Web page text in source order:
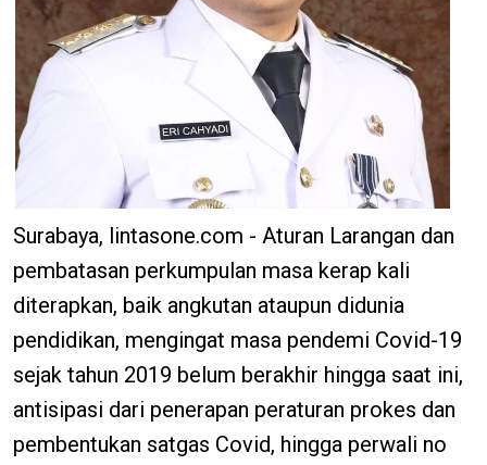
Surabaya, lintasone.com - Aturan Larangan dan
pembatasan perkumpulan masa kerap kali
diterapkan, baik angkutan ataupun didunia
pendidikan, mengingat masa pendemi Covid-19
sejak tahun 2019 belum berakhir hingga saat ini,
antisipasi dari penerapan peraturan prokes dan
pembentukan satgas Covid, hingga perwali no